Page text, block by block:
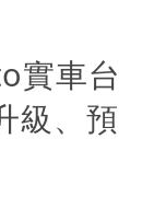
報」 氣象
「4口
實車台
級、預